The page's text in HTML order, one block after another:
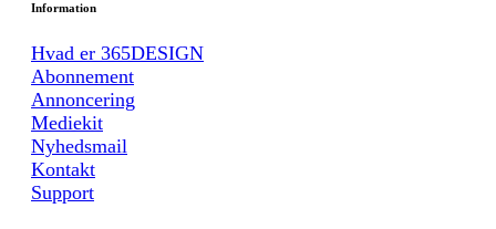
Information
Hvad er 365DESIGN
Abonnement
Annoncering
Mediekit
Nyhedsmail
Kontakt
Support